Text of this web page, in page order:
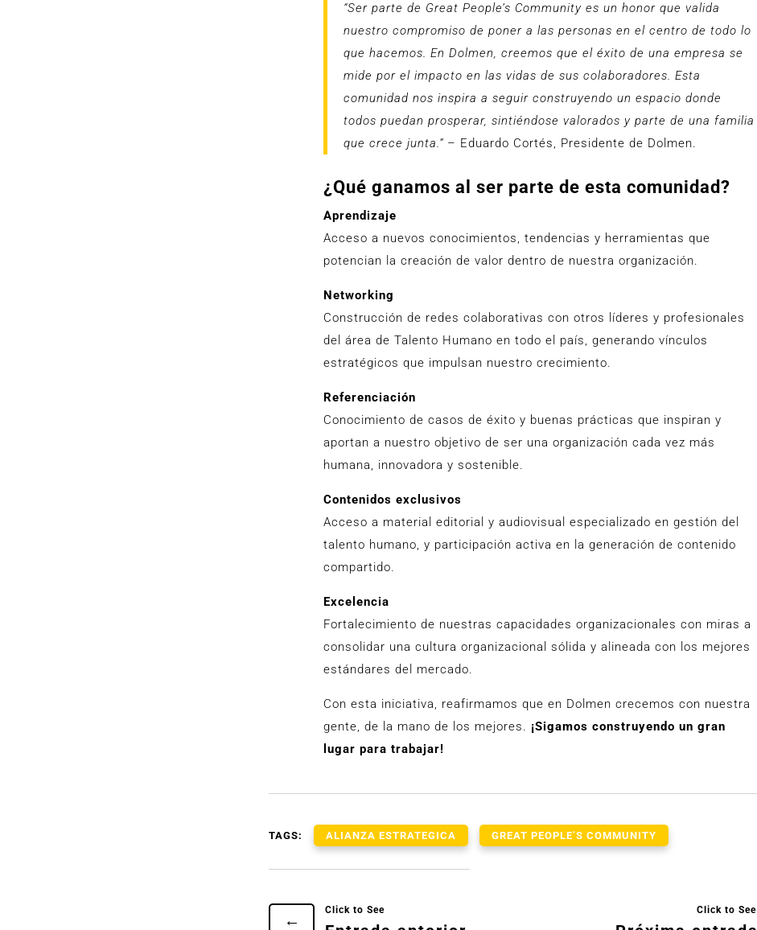
“Ser parte de Great People’s Community es un honor que valida
nuestro compromiso de poner a las personas en el centro de todo lo
que hacemos. En Dolmen, creemos que el éxito de una empresa se
mide por el impacto en las vidas de sus colaboradores. Esta
comunidad nos inspira a seguir construyendo un espacio donde
todos puedan prosperar, sintiéndose valorados y parte de una familia
que crece junta.”– Eduardo Cortés, Presidente de Dolmen.
¿Qué ganamos al ser parte de esta comunidad?
Aprendizaje
Acceso a nuevos conocimientos, tendencias y herramientas que
potencian la creación de valor dentro de nuestra organización.
Networking
Construcción de redes colaborativas con otros líderes y profesionales
del área de Talento Humano en todo el país, generando vínculos
estratégicos que impulsan nuestro crecimiento.
Referenciación
Conocimiento de casos de éxito y buenas prácticas que inspiran y
aportan a nuestro objetivo de ser una organización cada vez más
humana, innovadora y sostenible.
Contenidos exclusivos
Acceso a material editorial y audiovisual especializado en gestión del
talento humano, y participación activa en la generación de contenido
compartido.
Excelencia
Fortalecimiento de nuestras capacidades organizacionales con miras a
consolidar una cultura organizacional sólida y alineada con los mejores
estándares del mercado.
Con esta iniciativa, reafirmamos que en Dolmen crecemos con nuestra
gente, de la mano de los mejores. ¡Sigamos construyendo un gran
lugar para trabajar!
TAGS: ALIANZA ESTRATEGICA GREAT PEOPLE’S COMMUNITY
←